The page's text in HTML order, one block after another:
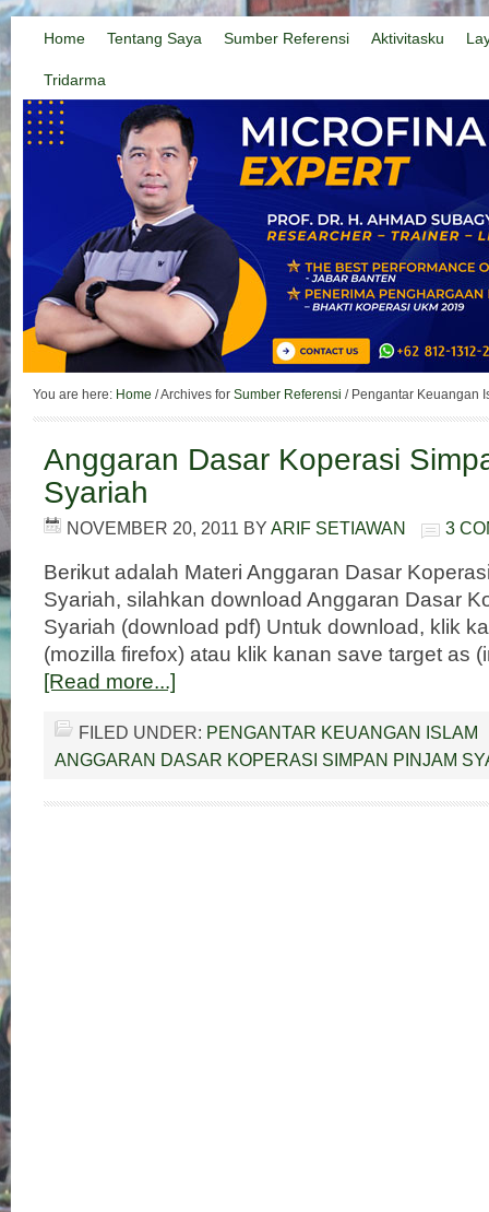
Home Tentang Saya Sumber Referensi Aktivitasku
Tridarma
You are here: Home /Archives for Sumber Referensi /Pengantar Keuangan
Anggaran Dasar Koperasi
Syariah
NOVEMBER 20, 2011 BY ARIF SETIAWAN 3
Berikut adalah Materi Anggaran Dasar
Syariah, silahkan download Anggaran Dasar
Syariah (download pdf) Untuk download, klik
(mozilla firefox) atau klik kanan save target as
[Read more...]
FILED UNDER: PENGANTAR KEUANGAN ISLAM
ANGGARAN DASAR KOPERASI SIMPAN PINJAM